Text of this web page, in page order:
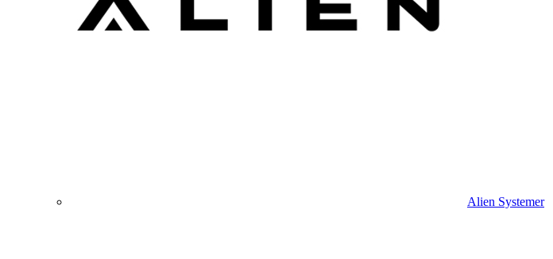
Alien Systemer